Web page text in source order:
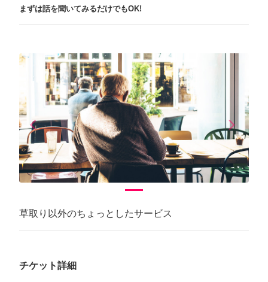
まずは話を聞いてみるだけでもOK!
arrow_back_iosPrevious arrow_forward_iosNext
草取り以外のちょっとしたサービス
チケット詳細